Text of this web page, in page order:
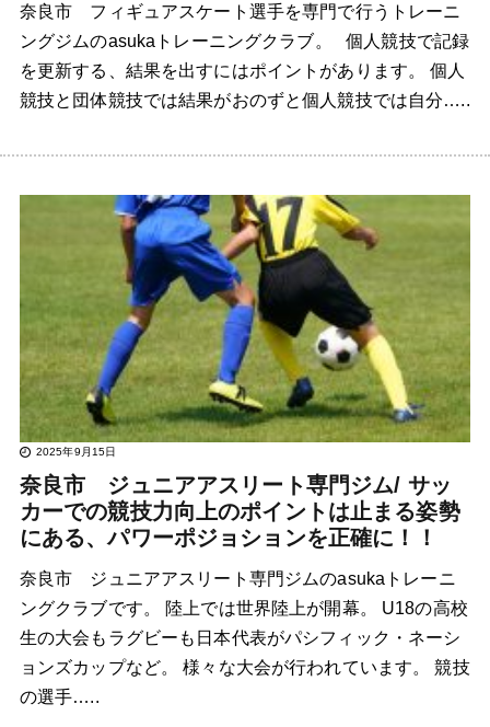
奈良市 フィギュアスケート選手を専門で行うトレーニ
ングジムのasukaトレーニングクラブ。 個人競技で記録
を更新する、結果を出すにはポイントがあります。 個人
競技と団体競技では結果がおのずと個人競技では自分…..
2025年9月15日
奈良市 ジュニアアスリート専門ジム/ サッ
カーでの競技力向上のポイントは止まる姿勢
にある、パワーポジョションを正確に！！
奈良市 ジュニアアスリート専門ジムのasukaトレーニ
ングクラブです。 陸上では世界陸上が開幕。 U18の高校
生の大会もラグビーも日本代表がパシフィック・ネーシ
ョンズカップなど。 様々な大会が行われています。 競技
の選手…..